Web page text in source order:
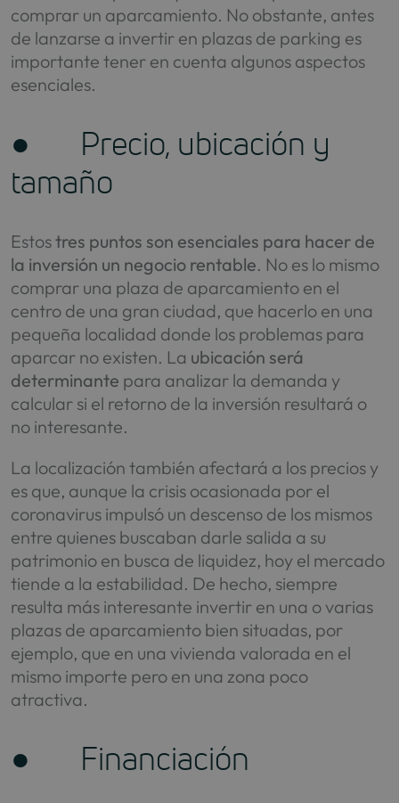
comprar un aparcamiento. No obstante, antes
de lanzarse a invertir en plazas de parking es
importante tener en cuenta algunos aspectos
esenciales.
● Precio, ubicación y
tamaño
Estostres puntos son esenciales para hacer de
la inversión un negocio rentable. No es lo mismo
comprar una plaza de aparcamiento en el
centro de una gran ciudad, que hacerlo en una
pequeña localidad donde los problemas para
aparcar no existen. La ubicación será
determinante para analizar la demanda y
calcular si el retorno de la inversión resultará o
no interesante.
La localización también afectará a los precios y
es que, aunque la crisis ocasionada por el
coronavirus impulsó un descenso de los mismos
entre quienes buscaban darle salida a su
patrimonio en busca de liquidez, hoy el mercado
tiende a la estabilidad. De hecho, siempre
resulta más interesante invertir en una o varias
plazas de aparcamiento bien situadas, por
ejemplo, que en una vivienda valorada en el
mismo importe pero en una zona poco
atractiva.
● Financiación